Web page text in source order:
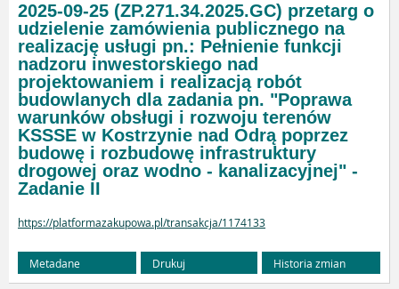
2025-09-25 (ZP.271.34.2025.GC) przetarg o
udzielenie zamówienia publicznego na
realizację usługi pn.: Pełnienie funkcji
nadzoru inwestorskiego nad
projektowaniem i realizacją robót
budowlanych dla zadania pn. "Poprawa
warunków obsługi i rozwoju terenów
KSSSE w Kostrzynie nad Odrą poprzez
budowę i rozbudowę infrastruktury
drogowej oraz wodno - kanalizacyjnej" -
Zadanie II
https://platformazakupowa.pl/transakcja/1174133
Metadane Drukuj Historia zmian